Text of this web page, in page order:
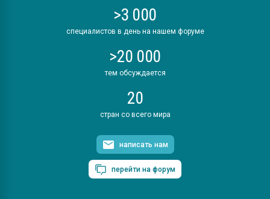
>3 000
специалистов в день на нашем форуме
>20 000
тем обсуждается
20
стран со всего мира
написать нам
перейти на форум